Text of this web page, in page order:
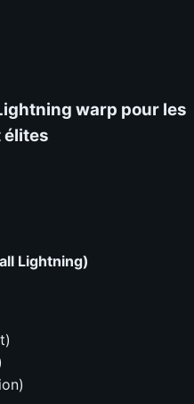
warp pour les
élites
Lightning)